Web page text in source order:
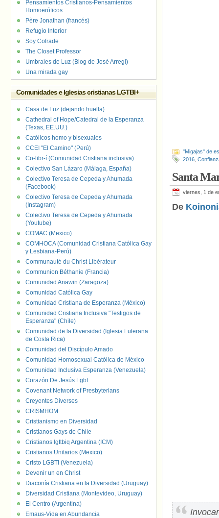
"Migajas" de
2016
Santa
viernes, 1 de
De
Pensamientos Cristianos-Pensamientos
Homoeróticos
Père Jonathan (francés)
Refugio Interior
Soy Cofrade
The Closet Professor
Umbrales de Luz (Blog de José Arregi)
Una mirada gay
Comunidades e Iglesias cristianas LGTBI+
Casa de Luz (dejando huella)
Cathedral of Hope/Catedral de la Esperanza
(Texas, EE.UU.)
Católicos homo y bisexuales
CCEI "El Camino" (Perú)
Co-libr-í (Comunidad Cristiana inclusiva)
Colectivo San Lázaro (Málaga, España)
Colectivo Teresa de Cepeda y Ahumada
(Facebook)
Colectivo Teresa de Cepeda y Ahumada
(Instagram)
Colectivo Teresa de Cepeda y Ahumada
(Youtube)
COMAC (Mexico)
COMHOCA (Comunidad Cristiana Católica Gay
y Lesbiana-Perú)
Communauté du Christ Libérateur
Communion Béthanie (Francia)
Comunidad Anawin (Zaragoza)
Comunidad Católica Gay
Comunidad Cristiana de Esperanza (México)
Comunidad Cristiana Inclusiva "Testigos de
Esperanza" (Chile)
Comunidad de la Diversidad (Iglesia Luterana
de Costa Rica)
Comunidad del Discípulo Amado
Comunidad Homosexual Católica de México
Comunidad Inclusiva Esperanza (Venezuela)
Corazón De Jesús Lgbt
Covenant Network of Presbyterians
Creyentes Diverses
CRISMHOM
Cristianismo en Diversidad
Cristianos Gays de Chile
Cristianos lgttbiq Argentina (ICM)
Cristianos Unitarios (Mexico)
Cristo LGBTI (Venezuela)
Devenir un en Christ
Diaconía Cristiana en la Diversidad (Uruguay)
Diversidad Cristiana (Montevideo, Uruguay)
El Centro (Argentina)
Emaus-Vida en Abundancia